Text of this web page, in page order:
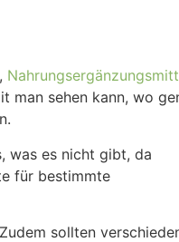
man sehen kann, wo
was es nicht gibt, da
für bestimmte
sollten